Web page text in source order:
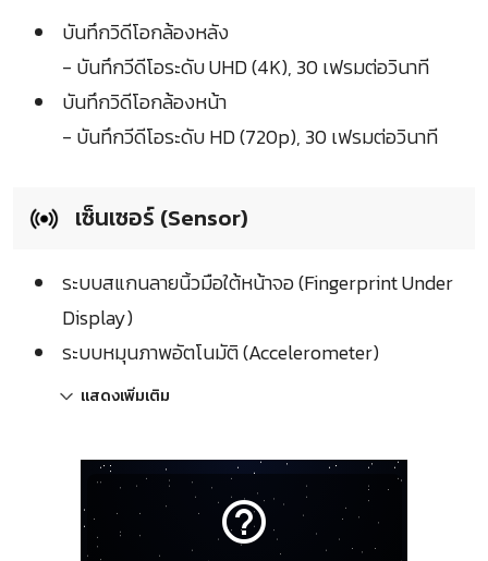
บันทึกวิดีโอกล้องหลัง
- บันทึกวีดีโอระดับ UHD (4K), 30 เฟรมต่อวินาที
บันทึกวิดีโอกล้องหน้า
- บันทึกวีดีโอระดับ HD (720p), 30 เฟรมต่อวินาที
เซ็นเซอร์ (Sensor)
ระบบสแกนลายนิ้วมือใต้หน้าจอ (Fingerprint Under
Display)
ระบบหมุนภาพอัตโนมัติ (Accelerometer)
แสดงเพิ่มเติม
help_outline